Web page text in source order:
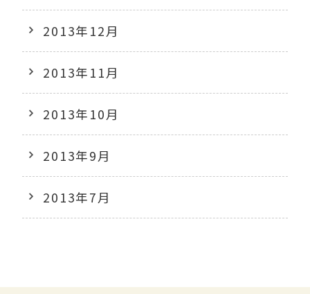
2013年12月
2013年11月
2013年10月
2013年9月
2013年7月